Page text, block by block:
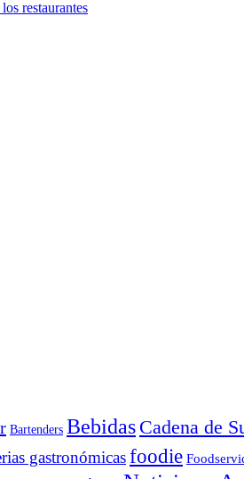
restaurantes
Bartenders Bebidas Cadena de
gastronómicasfoodie